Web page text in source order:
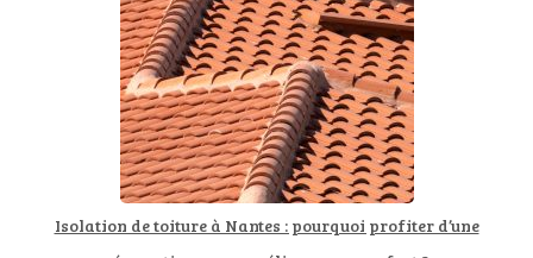
Isolation de toiture à Nantes : pourquoi profiter d’une